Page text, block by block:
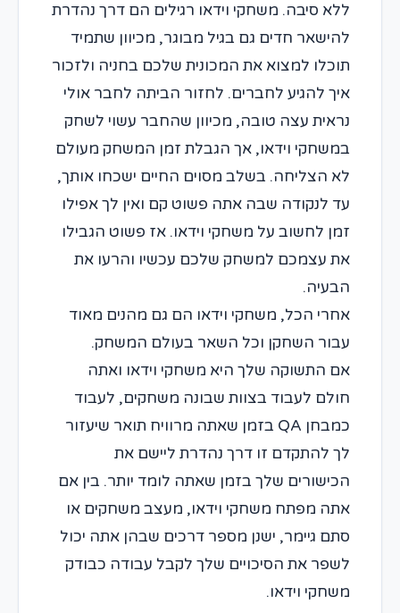
ללא סיבה. משחקי וידאו רגילים הם דרך נהדרת
להישאר חדים גם בגיל מבוגר, מכיוון שתמיד
תוכלו למצוא את המכונית שלכם בחניה ולזכור
איך להגיע לחברים. לחזור הביתה לחבר אולי
נראית עצה טובה, מכיוון שהחבר עשוי לשחק
במשחקי וידאו, אך הגבלת זמן המשחק מעולם
לא הצליחה. בשלב מסוים החיים ישכחו אותך,
עד לנקודה שבה אתה פשוט קם ואין לך אפילו
זמן לחשוב על משחקי וידאו. אז פשוט הגבילו
את עצמכם למשחק שלכם עכשיו והרעו את
הבעיה.
אחרי הכל, משחקי וידאו הם גם מהנים מאוד
עבור השחקן וכל השאר בעולם המשחק.
אם התשוקה שלך היא משחקי וידאו ואתה
חולם לעבוד בצוות שבונה משחקים, לעבוד
כמבחן QA בזמן שאתה מרוויח תואר שיעזור
לך להתקדם זו דרך נהדרת ליישם את
הכישורים שלך בזמן שאתה לומד יותר. בין אם
אתה מפתח משחקי וידאו, מעצב משחקים או
סתם גיימר, ישנן מספר דרכים שבהן אתה יכול
לשפר את הסיכויים שלך לקבל עבודה כבודק
משחקי וידאו.